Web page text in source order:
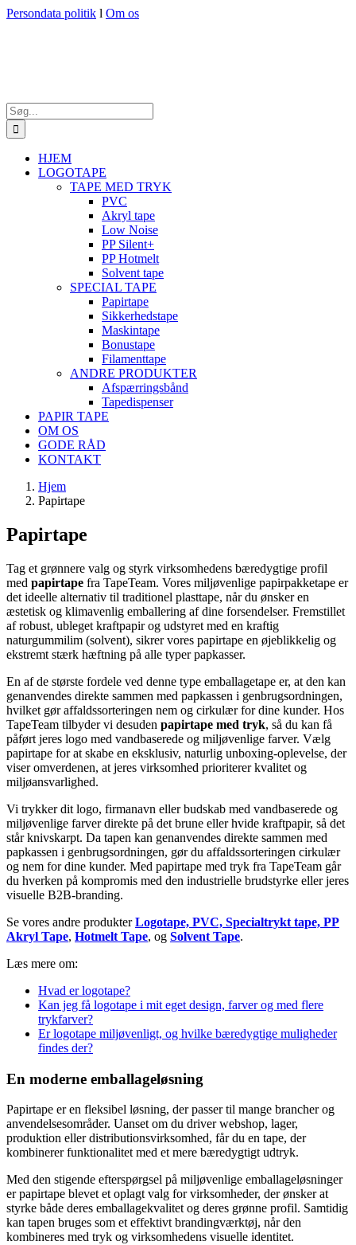
Skip
Persondata politik l Om os
Søg
efter:
HJEM
LOGOTAPE
TAPE MED TRYK
PVC
Akryl tape
Low Noise
PP Silent+
PP Hotmelt
Solvent tape
SPECIAL TAPE
Papirtape
Sikkerhedstape
Maskintape
Bonustape
Filamenttape
ANDRE PRODUKTER
Afspærringsbånd
Tapedispenser
PAPIR TAPE
OM OS
GODE RÅD
KONTAKT
Hjem
Papirtape
Papirtape
Tag et grønnere valg og styrk virksomhedens bæredygtige profil
med papirtape fra TapeTeam. Vores miljøvenlige papirpakketape er
det ideelle alternativ til traditionel plasttape, når du ønsker en
æstetisk og klimavenlig emballering af dine forsendelser. Fremstillet
af robust, ubleget kraftpapir og udstyret med en kraftig
naturgummilim (solvent), sikrer vores papirtape en øjeblikkelig og
ekstremt stærk hæftning på alle typer papkasser.
En af de største fordele ved denne type emballagetape er, at den kan
genanvendes direkte sammen med papkassen i genbrugsordningen,
hvilket gør affaldssorteringen nem og cirkulær for dine kunder. Hos
TapeTeam tilbyder vi desuden papirtape med tryk, så du kan få
påført jeres logo med vandbaserede og miljøvenlige farver. Vælg
papirtape for at skabe en eksklusiv, naturlig unboxing-oplevelse, der
viser omverdenen, at jeres virksomhed prioriterer kvalitet og
miljøansvarlighed.
Vi trykker dit logo, firmanavn eller budskab med vandbaserede og
miljøvenlige farver direkte på det brune eller hvide kraftpapir, så det
står knivskarpt. Da tapen kan genanvendes direkte sammen med
papkassen i genbrugsordningen, gør du affaldssorteringen cirkulær
og nem for dine kunder. Med papirtape med tryk fra TapeTeam går
du hverken på kompromis med den industrielle brudstyrke eller jeres
visuelle B2B-branding.
Se vores andre produkterLogotape, PVC, Specialtrykt tape, PP
Akryl Tape, Hotmelt Tape, og Solvent Tape.
Læs mere om:
Hvad er logotape?
Kan jeg få logotape i mit eget design, farver og med flere
trykfarver?
Er logotape miljøvenligt, og hvilke bæredygtige muligheder
findes der?
En moderne emballageløsning
Papirtape er en fleksibel løsning, der passer til mange brancher og
anvendelsesområder. Uanset om du driver webshop, lager,
produktion eller distributionsvirksomhed, får du en tape, der
kombinerer funktionalitet med et mere bæredygtigt udtryk.
Med den stigende efterspørgsel på miljøvenlige emballageløsninger
er papirtape blevet et oplagt valg for virksomheder, der ønsker at
styrke både deres emballagekvalitet og deres grønne profil. Samtidig
kan tapen bruges som et effektivt brandingværktøj, når den
kombineres med tryk og virksomhedens visuelle identitet.